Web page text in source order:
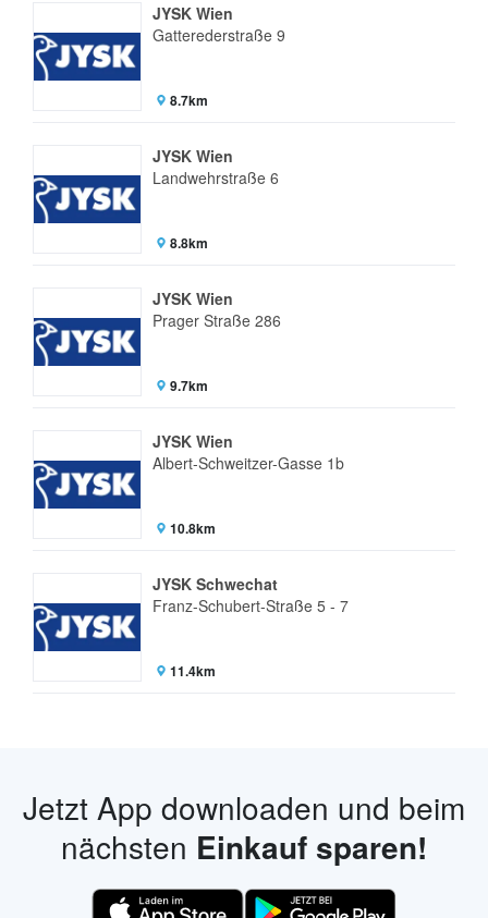
JYSK Wien
Gatterederstraße 9
8.7km
JYSK Wien
Landwehrstraße 6
8.8km
JYSK Wien
Prager Straße 286
9.7km
JYSK Wien
Albert-Schweitzer-Gasse 1b
10.8km
JYSK Schwechat
Franz-Schubert-Straße 5 - 7
11.4km
Jetzt App downloaden und beim
nächsten Einkauf sparen!